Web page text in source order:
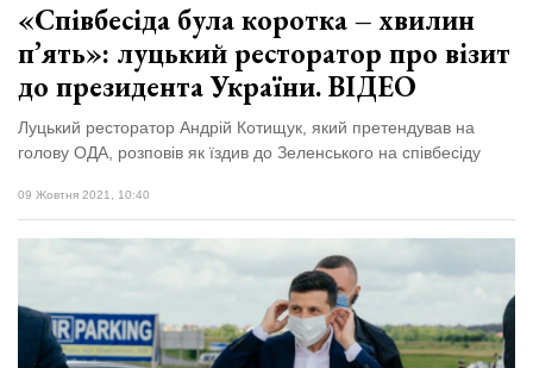
«Співбесіда була коротка – хвилин
п’ять»: луцький ресторатор про візит
до президента України. ВІДЕО
Луцький ресторатор Андрій Котищук, який претендував на
голову ОДА, розповів як їздив до Зеленського на співбесіду
09 Жовтня 2021, 10:40